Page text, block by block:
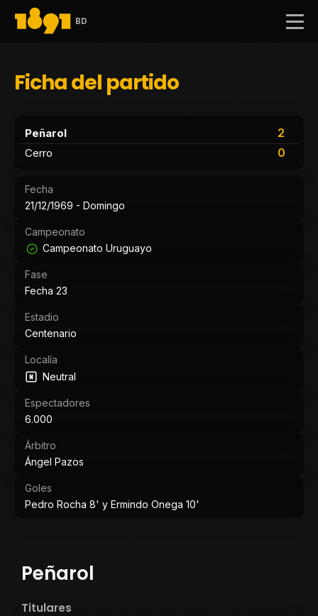
BD
Ficha del partido
Peñarol
2
0
Cerro
Fecha
21/12/1969 - Domingo
Campeonato
Campeonato Uruguayo
Fase
Fecha 23
Estadio
Centenario
Localía
Neutral
Espectadores
6.000
Árbitro
Ángel Pazos
Goles
Pedro Rocha 8' y Ermindo Onega 10'
Peñarol
Titulares